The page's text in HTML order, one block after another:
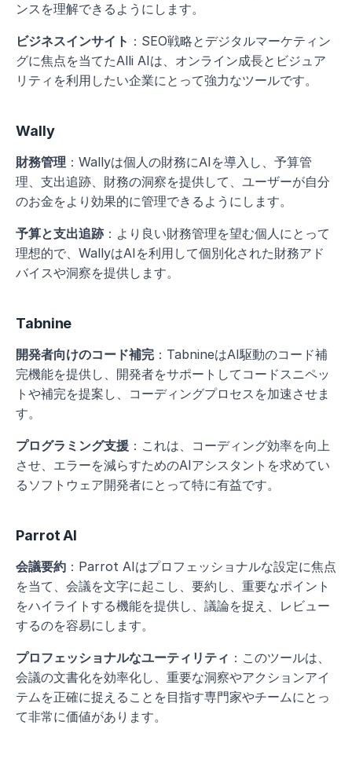
ンスを理解できるようにします。
ビジネスインサイト ：SEO戦略とデジタルマーケティン
グに焦点を当てたAlli AIは、オンライン成長とビジュア
リティを利用したい企業にとって強力なツールです。
Wally
財務管理 ：Wallyは個人の財務にAIを導入し、予算管
理、支出追跡、財務の洞察を提供して、ユーザーが自分
のお金をより効果的に管理できるようにします。
予算と支出追跡：より良い財務管理を望む個人にとって
理想的で、WallyはAIを利用して個別化された財務アド
バイスや洞察を提供します。
Tabnine
開発者向けのコード補完 ：TabnineはAI駆動のコード補
完機能を提供し、開発者をサポートしてコードスニペッ
トや補完を提案し、コーディングプロセスを加速させま
す。
プログラミング支援 ：これは、コーディング効率を向上
させ、エラーを減らすためのAIアシスタントを求めてい
るソフトウェア開発者にとって特に有益です。
Parrot AI
会議要約 ：Parrot AIはプロフェッショナルな設定に焦点
を当て、会議を文字に起こし、要約し、重要なポイント
をハイライトする機能を提供し、議論を捉え、レビュー
するのを容易にします。
プロフェッショナルなユーティリティ ：このツールは、
会議の文書化を効率化し、重要な洞察やアクションアイ
テムを正確に捉えることを目指す専門家やチームにとっ
て非常に価値があります。